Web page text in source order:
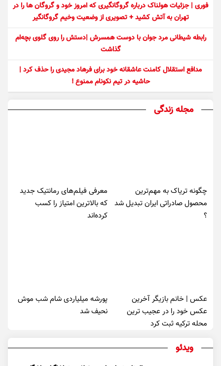
فوری | جزئیات هولناک درباره گروگانگیری که امروز خود و گروگان ها را در
تهران به آتش کشید + تصویری از وضعیت وخیم گروگانگیر
رابطه شیطانی مرد جوان با دوست همسرش |دستش را روی گلوی بچه‌ام
گذاشت
مدافع استقلال کامنت عاشقانه خود برای فرهاد مجیدی را حذف کرد |
حاشیه در تیم نکونام ممنوع !
مجله زندگی
چگونه تریاک به مهم‌ترین
محصول صادراتی ایران تبدیل شد
؟
معرفی فیلم‌های رمانتیک جدید
که بالاترین امتیاز را کسب
کرده‌اند
عکس | خانم بازیگر آخرین
عکس خود را در عجیب ترین
محله ترکیه ثبت کرد
پورشه میلیاردی شام شب موش‌
نحیف شد
ویدئو